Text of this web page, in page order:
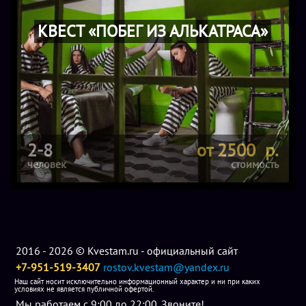
КВЕСТ «ПОБЕГ ИЗ АЛЬКАТРАСА»
2-8
человек
от 2500 р.
стоимость
2016 - 2026 © Kvestam.ru - официальный сайт
+7-951-519-3407 rostov.kvestam@yandex.ru
Наш сайт носит исключительно информационный характер и ни при каких
условиях не является публичной офертой.